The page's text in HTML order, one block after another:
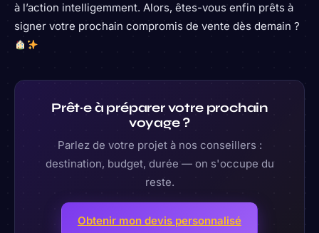
à l’action intelligemment. Alors, êtes-vous enfin prêts à
signer votre prochain compromis de vente dès demain ?
Prêt·e à préparer votre prochain
voyage ?
Parlez de votre projet à nos conseillers :
destination, budget, durée — on s'occupe du
reste.
Obtenir mon devis personnalisé